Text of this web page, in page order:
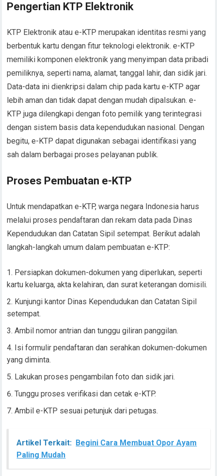
Pengertian KTP Elektronik
KTP Elektronik atau e-KTP merupakan identitas resmi yang
berbentuk kartu dengan fitur teknologi elektronik. e-KTP
memiliki komponen elektronik yang menyimpan data pribadi
pemiliknya, seperti nama, alamat, tanggal lahir, dan sidik jari.
Data-data ini dienkripsi dalam chip pada kartu e-KTP agar
lebih aman dan tidak dapat dengan mudah dipalsukan. e-
KTP juga dilengkapi dengan foto pemilik yang terintegrasi
dengan sistem basis data kependudukan nasional. Dengan
begitu, e-KTP dapat digunakan sebagai identifikasi yang
sah dalam berbagai proses pelayanan publik.
Proses Pembuatan e-KTP
Untuk mendapatkan e-KTP, warga negara Indonesia harus
melalui proses pendaftaran dan rekam data pada Dinas
Kependudukan dan Catatan Sipil setempat. Berikut adalah
langkah-langkah umum dalam pembuatan e-KTP:
Persiapkan dokumen-dokumen yang diperlukan, seperti
kartu keluarga, akta kelahiran, dan surat keterangan domisili.
Kunjungi kantor Dinas Kependudukan dan Catatan Sipil
setempat.
Ambil nomor antrian dan tunggu giliran panggilan.
Isi formulir pendaftaran dan serahkan dokumen-dokumen
yang diminta.
Lakukan proses pengambilan foto dan sidik jari.
Tunggu proses verifikasi dan cetak e-KTP.
Ambil e-KTP sesuai petunjuk dari petugas.
Artikel Terkait: Begini Cara Membuat Opor Ayam
Paling Mudah